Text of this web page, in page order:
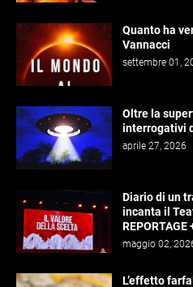
Quanto ha
Vannacci
settembre 01,
Oltre la
interrogativi
aprile 27, 2026
Diario di un
incanta il
REPORTAGE
maggio 02,
L’effetto